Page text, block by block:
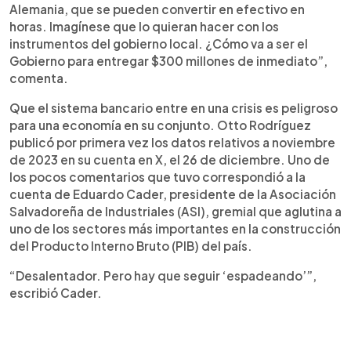
Alemania, que se pueden convertir en efectivo en
horas. Imagínese que lo quieran hacer con los
instrumentos del gobierno local. ¿Cómo va a ser el
Gobierno para entregar $300 millones de inmediato”,
comenta.
Que el sistema bancario entre en una crisis es peligroso
para una economía en su conjunto. Otto Rodríguez
publicó por primera vez los datos relativos a noviembre
de 2023 en su cuenta en X, el 26 de diciembre. Uno de
los pocos comentarios que tuvo correspondió a la
cuenta de Eduardo Cader, presidente de la Asociación
Salvadoreña de Industriales (ASI), gremial que aglutina a
uno de los sectores más importantes en la construcción
del Producto Interno Bruto (PIB) del país.
“Desalentador. Pero hay que seguir ‘espadeando’”,
escribió Cader.